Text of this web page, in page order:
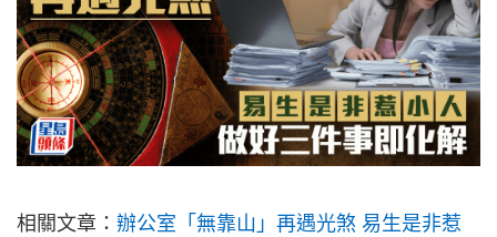
相關文章： 辦公室「無靠山」再遇光煞 易生是非惹